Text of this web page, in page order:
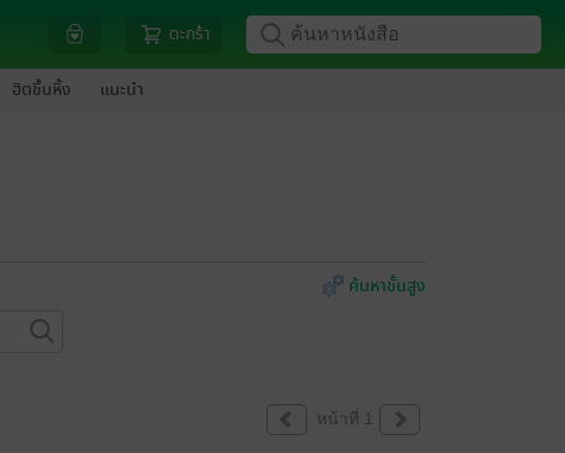
ตะกร้า
ฮิตขึ้นหิ้ง แนะนำ
ค้นหาขั้นสูง
หน้าที่ 1